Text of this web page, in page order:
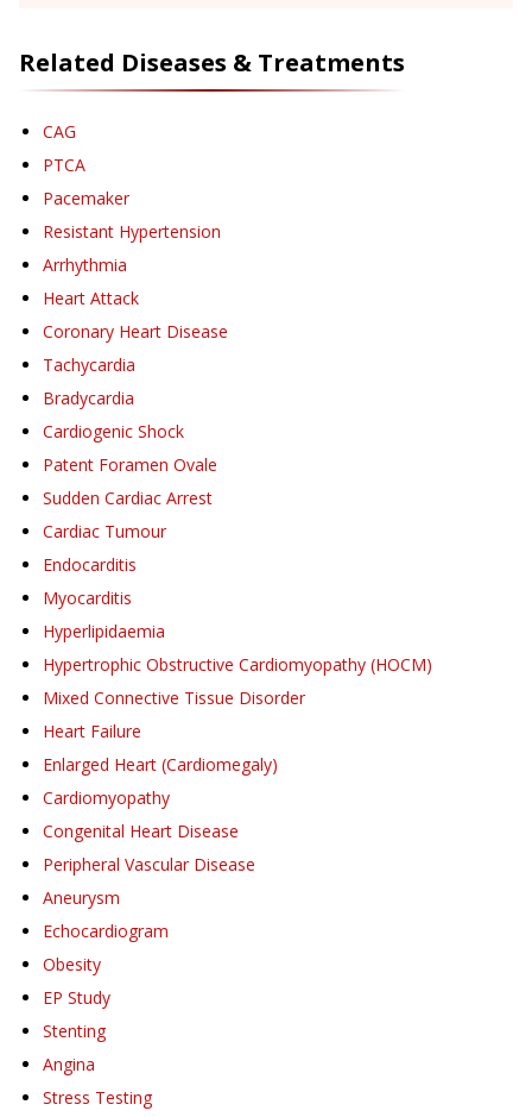
Related Diseases & Treatments
CAG
PTCA
Pacemaker
Resistant Hypertension
Arrhythmia
Heart Attack
Coronary Heart Disease
Tachycardia
Bradycardia
Cardiogenic Shock
Patent Foramen Ovale
Sudden Cardiac Arrest
Cardiac Tumour
Endocarditis
Myocarditis
Hyperlipidaemia
Hypertrophic Obstructive Cardiomyopathy (HOCM)
Mixed Connective Tissue Disorder
Heart Failure
Enlarged Heart (Cardiomegaly)
Cardiomyopathy
Congenital Heart Disease
Peripheral Vascular Disease
Aneurysm
Echocardiogram
Obesity
EP Study
Stenting
Angina
Stress Testing